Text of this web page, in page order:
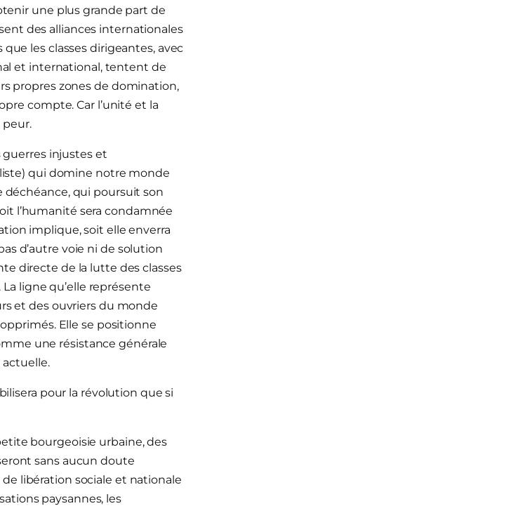
une plus grande part de
des alliances internationales
les classes dirigeantes, avec
et international, tentent de
propres zones de domination,
compte. Car l’unité et la
guerres injustes et
qui domine notre monde
déchéance, qui poursuit son
l’humanité sera condamnée
implique, soit elle enverra
d’autre voie ni de solution
directe de la lutte des classes
ligne qu’elle représente
et des ouvriers du monde
Elle se positionne
une résistance générale
pour la révolution que si
bourgeoisie urbaine, des
sans aucun doute
libération sociale et nationale
paysannes, les